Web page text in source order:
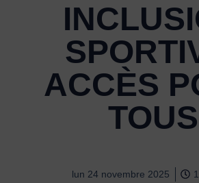
ACCÈS
TOUS
lun 24 novembre 2025